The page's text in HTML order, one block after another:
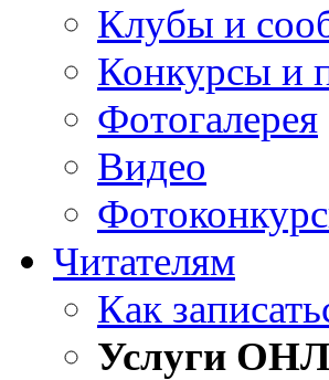
Клубы и
Конкурсы и
Фотогалерея
Видео
Читателям
Как
Услуги